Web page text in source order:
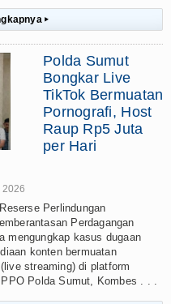
▸
Polda Sumut
Bongkar Live
TikTok Bermuatan
Pornografi, Host
Raup Rp5 Juta
per Hari
2026
Perlindungan
Perdagangan
mengungkap kasus dugaan
konten bermuatan
streaming) di platform
Polda Sumut, Kombes . . .